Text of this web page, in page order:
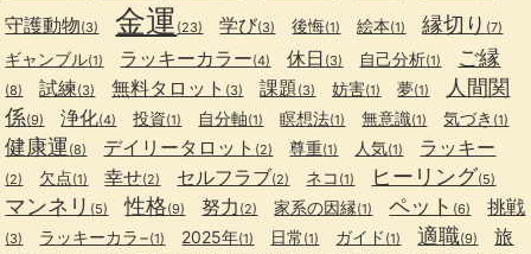
守護動物(3) 金運 (23) 学び(3) 後悔(1) 絵本(1) 縁切り (7)
ギャンブル(1) ラッキーカラー(4) 休日 (3) 自己分析(1) ご縁
(8) 試練(3) 無料タロット (3) 課題 (3) 妨害(1) 夢(1)
人間関
係(9) 浄化(4) 投資(1) 自分軸(1) 瞑想法(1) 無意識(1) 気づき (1)
健康運(8) デイリータロット (2) 尊重(1) 人気(1) ラッキー
(2) 欠点(1) 幸せ(2) セルフラブ(2) ネコ (1) ヒーリング(5)
マンネリ (5) 性格(9) 努力 (2) 家系の因縁(1) ペット (6) 挑戦
(3) ラッキーカラ−(1) 2025年(1) 日常 (1) ガイド (1) 適職(9)
旅